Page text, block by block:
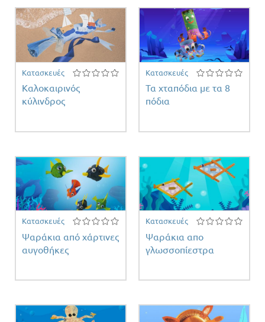
Κατασκευές
Καλοκαιρινός
κύλινδρος
Κατασκευές
Τα χταπόδια με τα 8
πόδια
Κατασκευές
Ψαράκια από χάρτινες
αυγοθήκες
Κατασκευές
Ψαράκια απο
γλωσσοπίεστρα